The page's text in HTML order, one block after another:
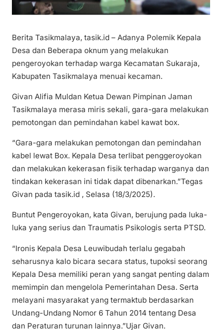
Berita Tasikmalaya, tasik.id – Adanya Polemik Kepala
Desa dan Beberapa oknum yang melakukan
pengeroyokan terhadap warga Kecamatan Sukaraja,
Kabupaten Tasikmalaya menuai kecaman.
Givan Alifia Muldan Ketua Dewan Pimpinan Jaman
Tasikmalaya merasa miris sekali, gara-gara melakukan
pemotongan dan pemindahan kabel kawat box.
“Gara-gara melakukan pemotongan dan pemindahan
kabel lewat Box. Kepala Desa terlibat penggeroyokan
dan melakukan kekerasan fisik terhadap warganya dan
tindakan kekerasan ini tidak dapat dibenarkan.”Tegas
Givan pada tasik.id , Selasa (18/3/2025).
Buntut Pengeroyokan, kata Givan, berujung pada luka-
luka yang serius dan Traumatis Psikologis serta PTSD.
“Ironis Kepala Desa Leuwibudah terlalu gegabah
seharusnya kalo bicara secara status, tupoksi seorang
Kepala Desa memiliki peran yang sangat penting dalam
memimpin dan mengelola Pemerintahan Desa. Serta
melayani masyarakat yang termaktub berdasarkan
Undang-Undang Nomor 6 Tahun 2014 tentang Desa
dan Peraturan turunan lainnya.”Ujar Givan.